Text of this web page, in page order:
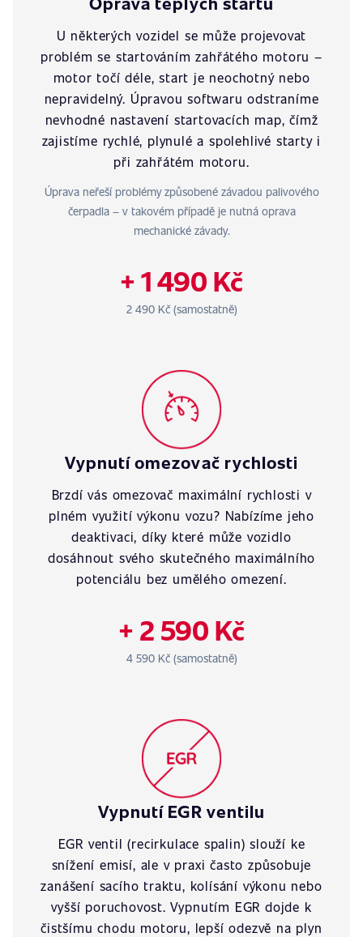
U některých vozidel se může projevovat
problém se startováním zahřátého motoru –
motor točí déle, start je neochotný nebo
nepravidelný. Úpravou softwaru odstraníme
nevhodné nastavení startovacích map, čímž
zajistíme rychlé, plynulé a spolehlivé starty i
při zahřátém motoru.
Úprava neřeší problémy způsobené závadou palivového
čerpadla – v takovém případě je nutná oprava
mechanické závady.
+ 1 490 Kč
2 490 Kč (samostatně)
Vypnutí omezovač rychlosti
Brzdí vás omezovač maximální rychlosti v
plném využití výkonu vozu? Nabízíme jeho
deaktivaci, díky které může vozidlo
dosáhnout svého skutečného maximálního
potenciálu bez umělého omezení.
+ 2 590 Kč
4 590 Kč (samostatně)
Vypnutí EGR ventilu
EGR ventil (recirkulace spalin) slouží ke
snížení emisí, ale v praxi často způsobuje
zanášení sacího traktu, kolísání výkonu nebo
vyšší poruchovost. Vypnutím EGR dojde k
čistšímu chodu motoru, lepší odezvě na plyn